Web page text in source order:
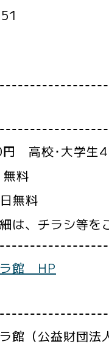
円 高校･大学生
料
無料
は、チラシ等を
ラ館 HP
館（公益財団